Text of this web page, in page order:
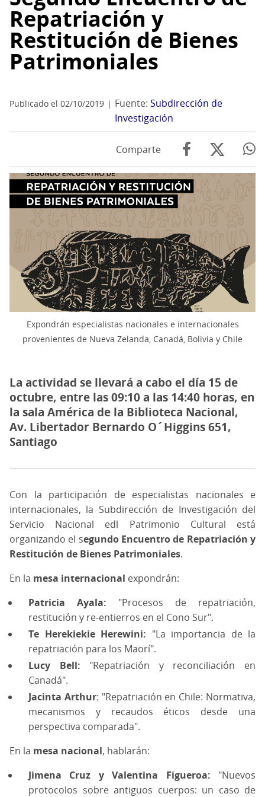
Repatriación y
Restitución de Bienes
Patrimoniales
Publicado el 02/10/2019 Fuente: Subdirección de
Investigación
Comparte
Expondrán especialistas nacionales e internacionales
provenientes de Nueva Zelanda, Canadá, Bolivia y Chile
La actividad se llevará a cabo el día 15 de
octubre, entre las 09:10 a las 14:40 horas, en
la sala América de la Biblioteca Nacional,
Av. Libertador Bernardo O´Higgins 651,
Santiago
Con la participación de especialistas nacionales e
internacionales, la Subdirección de Investigación del
Servicio Nacional edl Patrimonio Cultural está
organizando el segundo Encuentro de Repatriación y
Restitución de Bienes Patrimoniales.
En la mesa internacional expondrán:
Patricia Ayala: "Procesos de repatriación,
restitución y re-entierros en el Cono Sur".
Te Herekiekie Herewini: "La importancia de la
repatriación para los Maorí".
Lucy Bell: "Repatriación y reconciliación en
Canadá".
Jacinta Arthur: "Repatriación en Chile: Normativa,
mecanismos y recaudos éticos desde una
perspectiva comparada".
En la mesa nacional, hablarán:
Jimena Cruz y Valentina Figueroa: "Nuevos
protocolos sobre antiguos cuerpos: un caso de